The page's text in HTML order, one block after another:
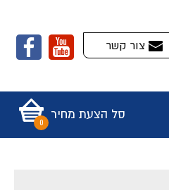
צור קשר
סל הצעת מחיר